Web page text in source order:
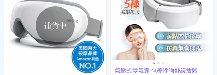
補貨中
氣壓式雙氣囊 包覆性強舒緩放鬆